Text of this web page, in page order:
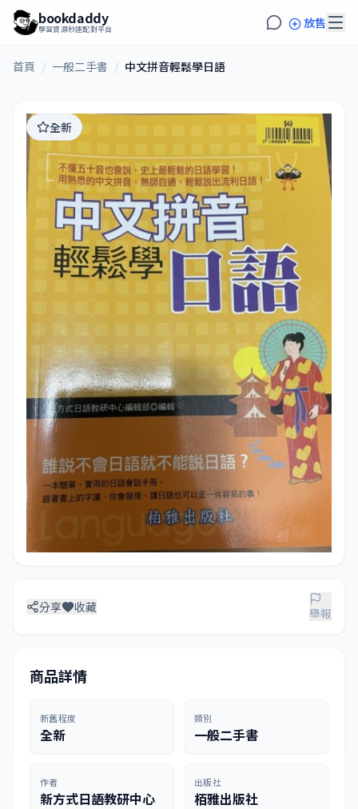
bookdaddy
學習資源秒速配對平台 放售
首頁 / 一般二手書 / 中文拼音輕鬆學日語
全新
分享 收藏 舉報
商品詳情
新舊程度
全新
類別
一般二手書
作者
新方式日語教研中心
出版社
栢雅出版社